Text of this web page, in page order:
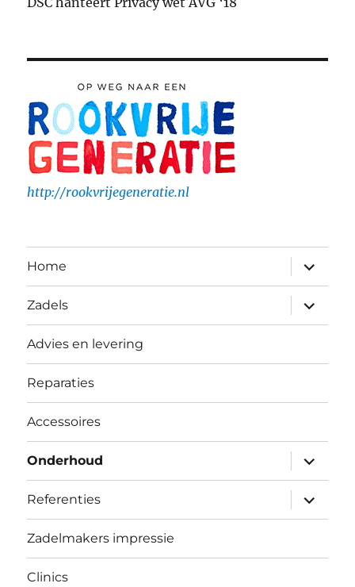
http://rookvrijegeneratie.nl
Home
Zadels
Advies en levering
Reparaties
Accessoires
Onderhoud
Referenties
Zadelmakers impressie
Clinics